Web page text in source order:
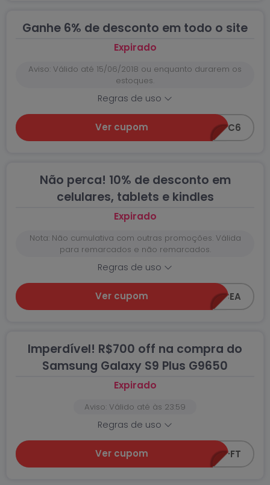
Ganhe 6% de desconto em todo o site
Expirado
Aviso: Válido até 15/06/2018 ou enquanto durarem os
estoques.
Regras de uso
Ver cupom CEC6
Não perca! 10% de desconto em
celulares, tablets e kindles
Expirado
Nota: Não cumulativa com outras promoções. Válida
para remarcados e não remarcados.
Regras de uso
Ver cupom FT-10-CEA
Imperdível! R$700 off na compra do
Samsung Galaxy S9 Plus G9650
Expirado
Aviso: Válido até às 23:59
Regras de uso
Ver cupom CEA-S9-FT